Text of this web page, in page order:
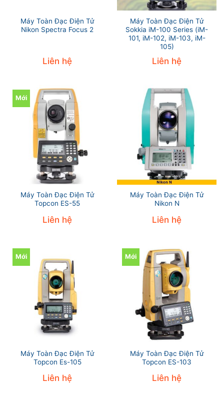
Máy Toàn Đạc Điện Tử
Nikon Spectra Focus 2
Liên hệ
Máy Toàn Đạc Điện Tử
Sokkia iM-100 Series (iM-
101, iM-102, iM-103, iM-
105)
Liên hệ
Mới
Máy Toàn Đạc Điện Tử
Topcon ES-55
Liên hệ
Máy Toàn Đạc Điện Tử
Nikon N
Liên hệ
Mới
Máy Toàn Đạc Điện Tử
Topcon Es-105
Liên hệ
Mới
Máy Toàn Đạc Điện Tử
Topcon ES-103
Liên hệ